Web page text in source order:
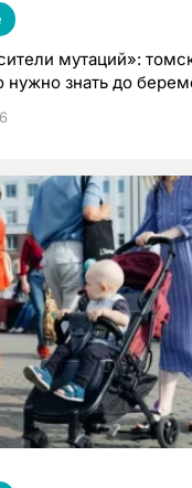
мутаций»:
знать до